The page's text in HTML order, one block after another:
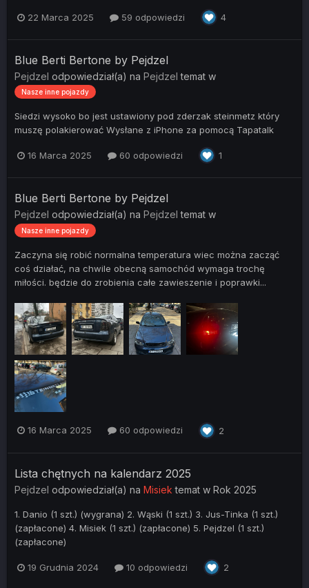
22 Marca 2025 59 odpowiedzi 4
Blue Berti Bertone by Pejdzel
Pejdzel odpowiedział(a) na Pejdzel temat w
Nasze inne pojazdy
Siedzi wysoko bo jest ustawiony pod zderzak steinmetz który
muszę polakierować Wysłane z iPhone za pomocą Tapatalk
16 Marca 2025 60 odpowiedzi 1
Blue Berti Bertone by Pejdzel
Pejdzel odpowiedział(a) na Pejdzel temat w
Nasze inne pojazdy
Zaczyna się robić normalna temperatura wiec można zacząć
coś działać, na chwile obecną samochód wymaga trochę
miłości. będzie do zrobienia całe zawieszenie i poprawki...
16 Marca 2025 60 odpowiedzi 2
Lista chętnych na kalendarz 2025
Pejdzel odpowiedział(a) na Misiek temat w Rok 2025
1. Danio (1 szt.) (wygrana) 2. Wąski (1 szt.) 3. Jus-Tinka (1 szt.)
(zapłacone) 4. Misiek (1 szt.) (zapłacone) 5. Pejdzel (1 szt.)
(zapłacone)
19 Grudnia 2024 10 odpowiedzi 2